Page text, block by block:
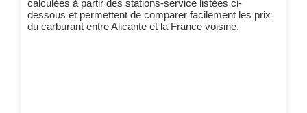
calculées à partir des stations-service listées ci-
dessous et permettent de comparer facilement les prix
du carburant entre Alicante et la France voisine.